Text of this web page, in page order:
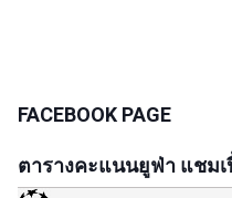
FACEBOOK PAGE
ตารางคะแนนยูฟ่า แชม